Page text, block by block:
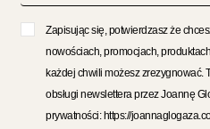
Zapisując się, potwierdzasz że
nowościach, promocjach,
każdej chwili możesz zrezygnować.
obsługi newslettera przez Joannę
prywatności: https://